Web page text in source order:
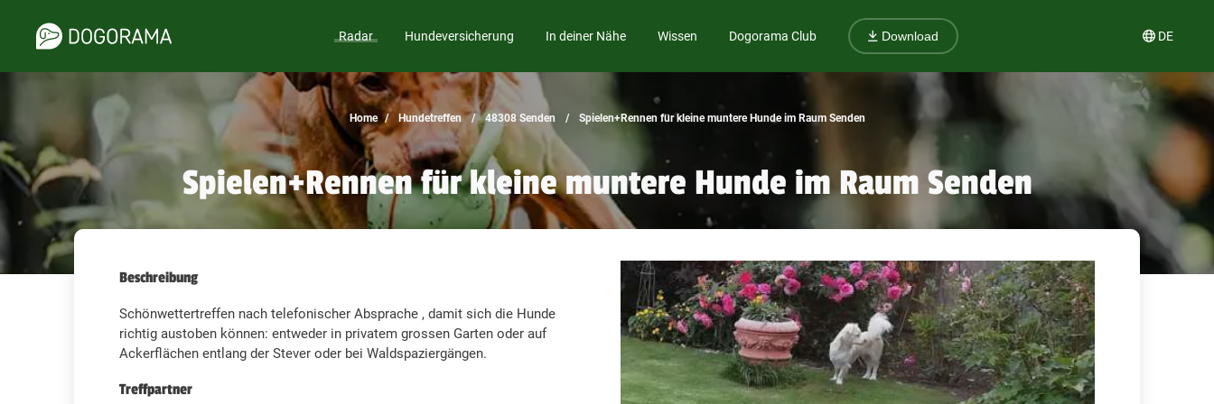
Radar Hundeversicherung In deiner Nähe Wissen Dogorama Club Download DE
Home Hundetreffen 48308 Senden Spielen+Rennen für kleine muntere Hunde im Raum Senden
Spielen+Rennen für kleine muntere Hunde im Raum Senden
Beschreibung
Schönwettertreffen nach telefonischer Absprache , damit sich die Hunde
richtig austoben können: entweder in privatem grossen Garten oder auf
Ackerflächen entlang der Stever oder bei Waldspaziergängen.
Treffpartner